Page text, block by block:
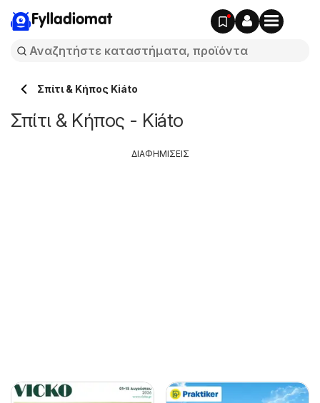
Fylladiomat
Σπίτι & Κήπος Kiáto
Σπίτι & Κήπος - Kiáto
ΔΙΑΦΗΜΙΣΕΙΣ